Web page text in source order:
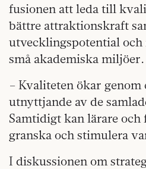
fusionen att leda till
bättre attraktionskraft
utvecklingspotential
små akademiska miljöer.
– Kvaliteten ökar
utnyttjande av de
Samtidigt kan lärare
granska och stimulera
I diskussionen om